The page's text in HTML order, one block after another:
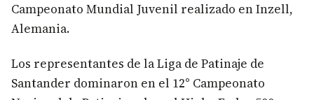
Campeonato Mundial Juvenil realizado en Inzell,
Alemania.
Los representantes de la Liga de Patinaje de
Santander dominaron en el 12° Campeonato